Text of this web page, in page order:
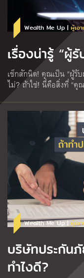
Wealth Me Up | ผู้เอ
เรื่องน่ารู้ “ผู้
เช็กสักนิด! คุณเป็น “ผู้รั
ไม่? ถ้าใช่! นี่คือสิ่งที่ “คุณ
Wealth Me Up | ผู้เอ
บริษัทประกัน
ทำไงดี?